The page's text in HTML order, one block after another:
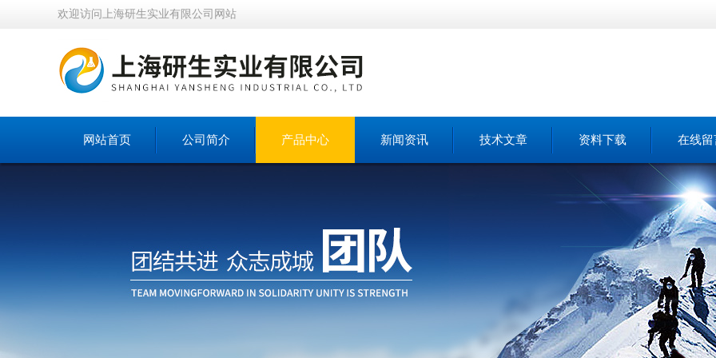
欢迎访问上海研生实业有限公司网站
网站首页 公司简介 产品中心 新闻资讯 技术文章 资料下载 在线留